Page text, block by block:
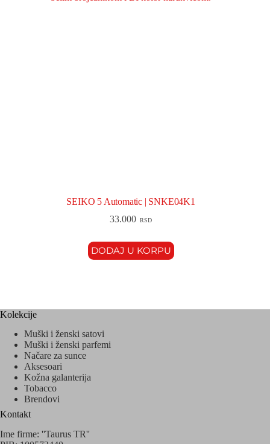
SEIKO 5 Automatic | SNKE04K1
33.000 RSD
DODAJ U KORPU
Kolekcije
Muški i ženski satovi
Muški i ženski parfemi
Načare za sunce
Aksesoari
Kožna galanterija
Tobacco
Brendovi
Kontakt
Ime firme: ''Taurus TR''